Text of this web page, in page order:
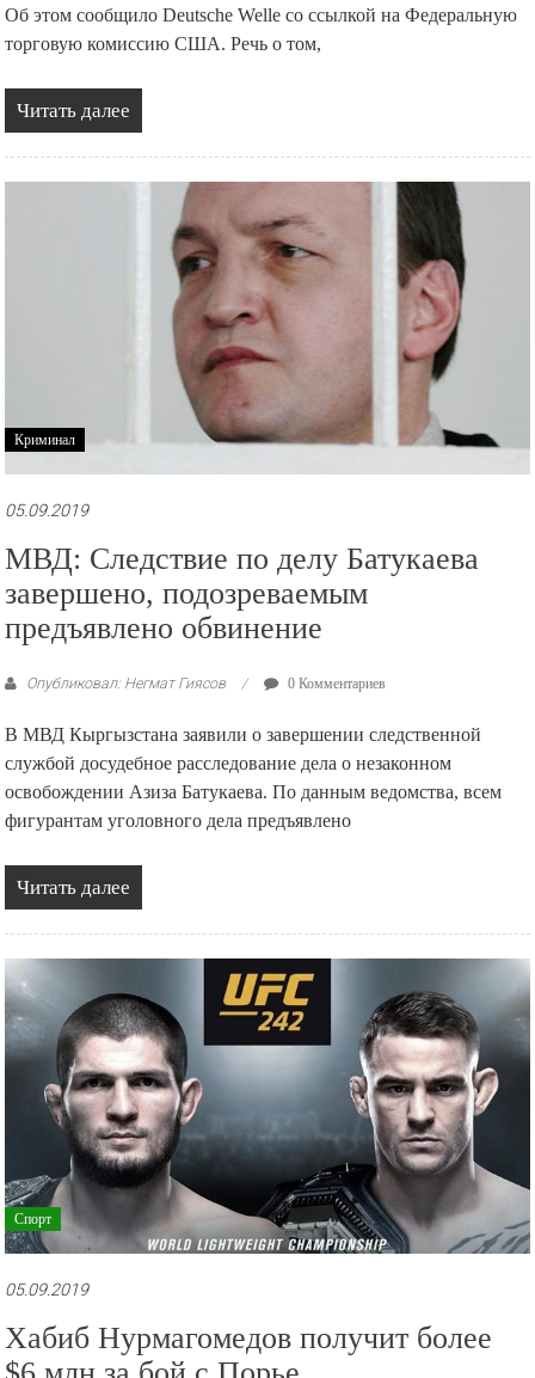
Об этом сообщило Deutsche Welle со ссылкой на Федеральную
торговую комиссию США. Речь о том,
Читать далее
Криминал
05.09.2019
МВД: Следствие по делу Батукаева
завершено, подозреваемым
предъявлено обвинение
Опубликовал: Негмат Гиясов 0 Комментариев
В МВД Кыргызстана заявили о завершении следственной
службой досудебное расследование дела о незаконном
освобождении Азиза Батукаева. По данным ведомства, всем
фигурантам уголовного дела предъявлено
Читать далее
Спорт
05.09.2019
Хабиб Нурмагомедов получит более